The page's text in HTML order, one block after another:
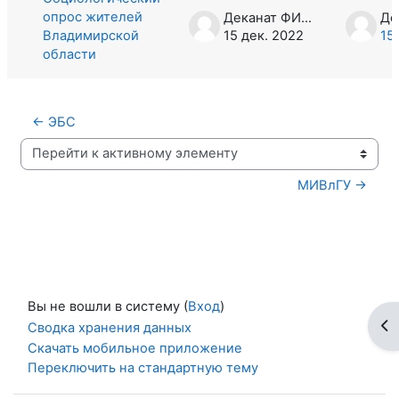
опрос жителей
Владимирской
области
Деканат ФИТР
15 дек. 2022
15
← ЭБС
Перейти к активному элементу
МИВлГУ →
Вы не вошли в систему (Вход)
Сводка хранения данных
Скачать мобильное приложение
Переключить на стандартную тему